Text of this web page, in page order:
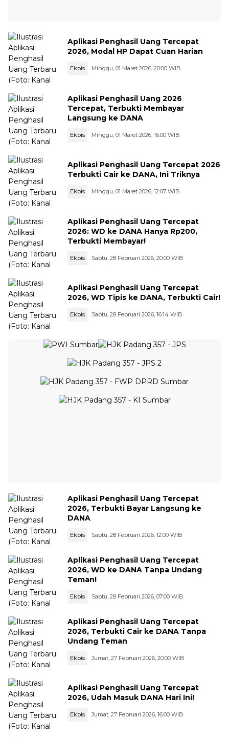
Aplikasi Penghasil Uang Tercepat
2026, Modal HP Dapat Cuan Harian
Ekbis Minggu, 01 Maret 2026, 20:00 WIB
Aplikasi Penghasil Uang 2026
Tercepat, Terbukti Membayar
Langsung ke DANA
Ekbis Minggu, 01 Maret 2026, 16:00 WIB
Aplikasi Penghasil Uang Tercepat 2026
Terbukti Cair ke DANA, Ini Triknya
Ekbis Minggu, 01 Maret 2026, 12:07 WIB
Aplikasi Penghasil Uang Tercepat
2026: WD ke DANA Hanya Rp200,
Terbukti Membayar!
Ekbis Sabtu, 28 Februari 2026, 20:00 WIB
Aplikasi Penghasil Uang Tercepat
2026, WD Tipis ke DANA, Terbukti Cair!
Ekbis Sabtu, 28 Februari 2026, 16:14 WIB
Aplikasi Penghasil Uang Tercepat
2026, Terbukti Bayar Langsung ke
DANA
Ekbis Sabtu, 28 Februari 2026, 12:00 WIB
Aplikasi Penghasil Uang Tercepat
2026, WD ke DANA Tanpa Undang
Teman!
Ekbis Sabtu, 28 Februari 2026, 07:00 WIB
Aplikasi Penghasil Uang Tercepat
2026, Terbukti Cair ke DANA Tanpa
Undang Teman
Ekbis Jumat, 27 Februari 2026, 20:00 WIB
Aplikasi Penghasil Uang Tercepat
2026, Udah Masuk DANA Hari Ini!
Ekbis Jumat, 27 Februari 2026, 16:00 WIB